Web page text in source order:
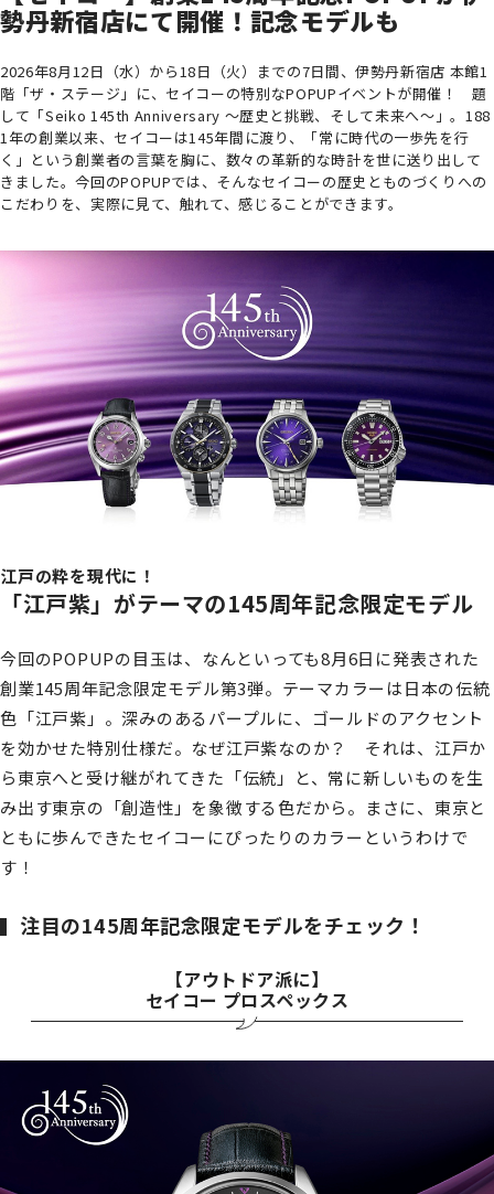
勢丹新宿店にて開催！記念モデルも
2026年8月12日（水）から18日（火）までの7日間、伊勢丹新宿店 本館1
階「ザ・ステージ」に、セイコーの特別なPOPUPイベントが開催！ 題
して「Seiko 145th Anniversary ～歴史と挑戦、そして未来へ～」。188
1年の創業以来、セイコーは145年間に渡り、「常に時代の一歩先を行
く」という創業者の言葉を胸に、数々の革新的な時計を世に送り出して
きました。今回のPOPUPでは、そんなセイコーの歴史とものづくりへの
こだわりを、実際に見て、触れて、感じることができます。
江戸の粋を現代に！
「江戸紫」がテーマの145周年記念限定モデル
今回のPOPUPの目玉は、なんといっても8月6日に発表された
創業145周年記念限定モデル第3弾。テーマカラーは日本の伝統
色「江戸紫」。深みのあるパープルに、ゴールドのアクセント
を効かせた特別仕様だ。なぜ江戸紫なのか？ それは、江戸か
ら東京へと受け継がれてきた「伝統」と、常に新しいものを生
み出す東京の「創造性」を象徴する色だから。まさに、東京と
ともに歩んできたセイコーにぴったりのカラーというわけで
す！
注目の145周年記念限定モデルをチェック！
【アウトドア派に】
セイコー プロスペックス